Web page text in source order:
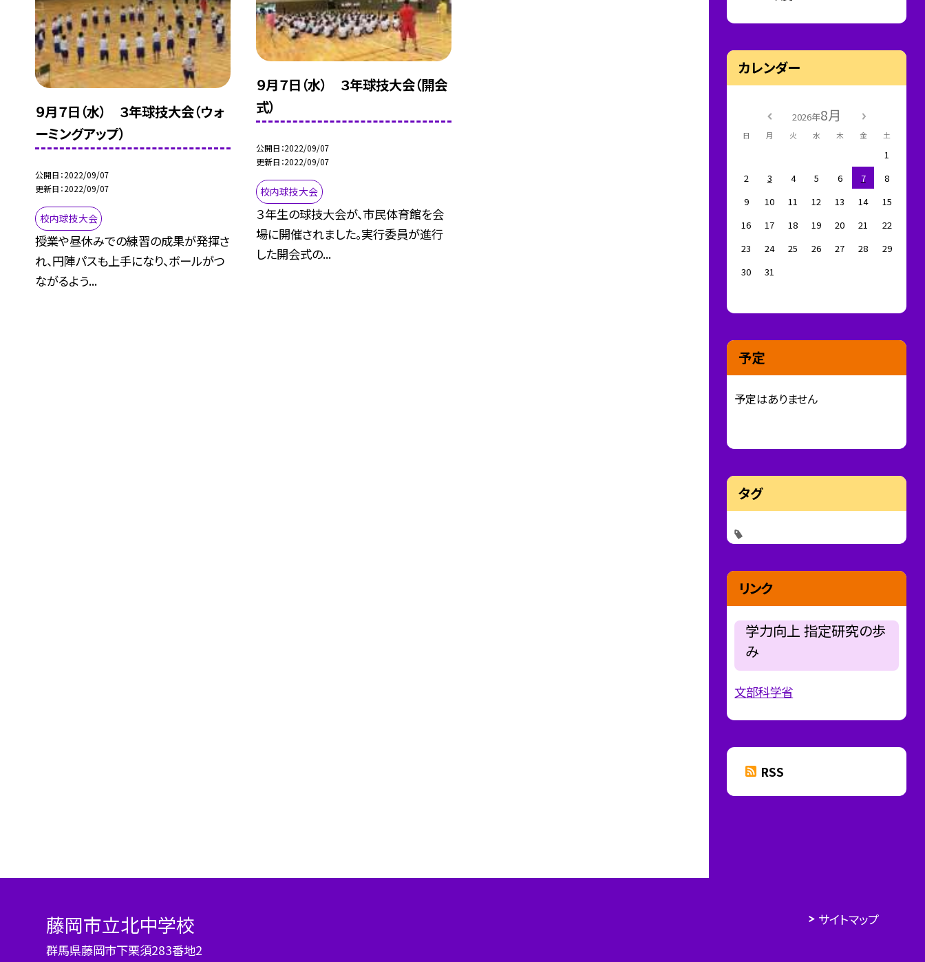
９月７日（水） ３年球技大会（ウォ
ーミングアップ）
公開日 2022/09/07
更新日 2022/09/07
校内球技大会
授業や昼休みでの練習の成果が発揮さ
れ、円陣パスも上手になり、ボールがつ
ながるよう...
９月７日（水） ３年球技大会（開会
式）
公開日 2022/09/07
更新日 2022/09/07
校内球技大会
３年生の球技大会が、市民体育館を会
場に開催されました。実行委員が進行
した開会式の...
カレンダー
2026年8月
日 月 火 水 木 金 土
1
2
3 4 5 6 7
8
9
10 11 12 13 14
15
16
17 18 19 20 21
22
23
24 25 26 27 28
29
30
31
予定
予定はありません
タグ
リンク
学力向上 指定研究の歩
み
文部科学省
RSS
藤岡市立北中学校
群馬県藤岡市下栗須283番地2
サイトマップ